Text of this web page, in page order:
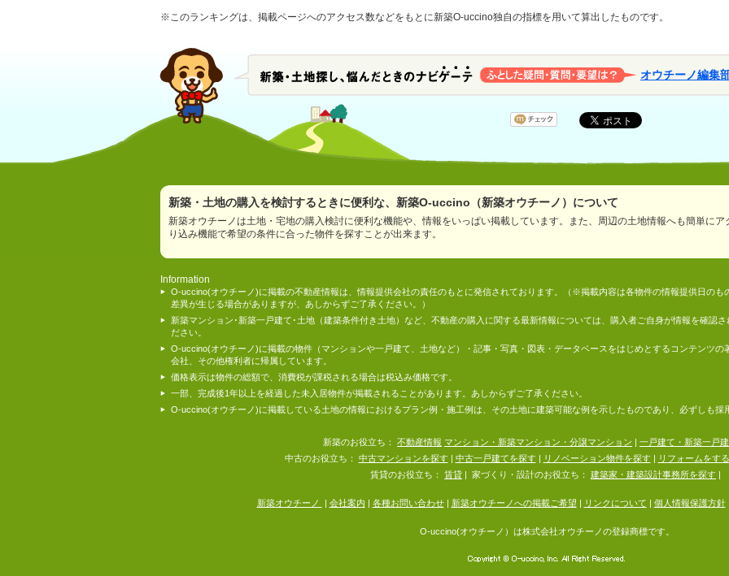
※このランキングは、掲載ページへのアクセス数などをもとに新築O-uccino独自の指標を用いて算出したものです。
オウチーノ編集
新築・土地の購入を検討するときに便利な、新築O-uccino（新築オウチーノ）について
新築オウチーノは土地・宅地の購入検討に便利な機能や、情報をいっぱい掲載しています。また、周辺の土地情報へも簡単に
り込み機能で希望の条件に合った物件を探すことが出来ます。
Information
O-uccino(オウチーノ)に掲載の不動産情報は、情報提供会社の責任のもとに発信されております。（※掲載内容は各物件の情報提供日のも
差異が生じる場合がありますが、あしからずご了承ください。）
新築マンション･新築一戸建て･土地（建築条件付き土地）など、不動産の購入に関する最新情報については、購入者ご自身が情報を確認
ださい。
O-uccino(オウチーノ)に掲載の物件（マンションや一戸建て、土地など）・記事・写真・図表・データベースをはじめとするコンテンツ
会社、その他権利者に帰属しています。
価格表示は物件の総額で、消費税が課税される場合は税込み価格です。
一部、完成後1年以上を経過した未入居物件が掲載されることがあります。あしからずご了承ください。
O-uccino(オウチーノ)に掲載している土地の情報におけるプラン例・施工例は、その土地に建築可能な例を示したものであり、必ずしも採
新築のお役立ち： 不動産情報 マンション・新築マンション・分譲マンション
一戸建て・新築一戸
中古のお役立ち：
中古マンションを探す| 中古一戸建てを探す| リノベーション物件を探す|
リフォームをする
賃貸のお役立ち：
賃貸 家づくり・設計のお役立ち： 建築家・建築設計事務所を探す
新築オウチーノ 会社案内 各種お問い合わせ| 新築オウチーノへの掲載ご希望 リンクについて 個人情報保護方針
O-uccino(オウチーノ）は株式会社オウチーノの登録商標です。